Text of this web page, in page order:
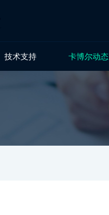
技术支持 卡博尔动态